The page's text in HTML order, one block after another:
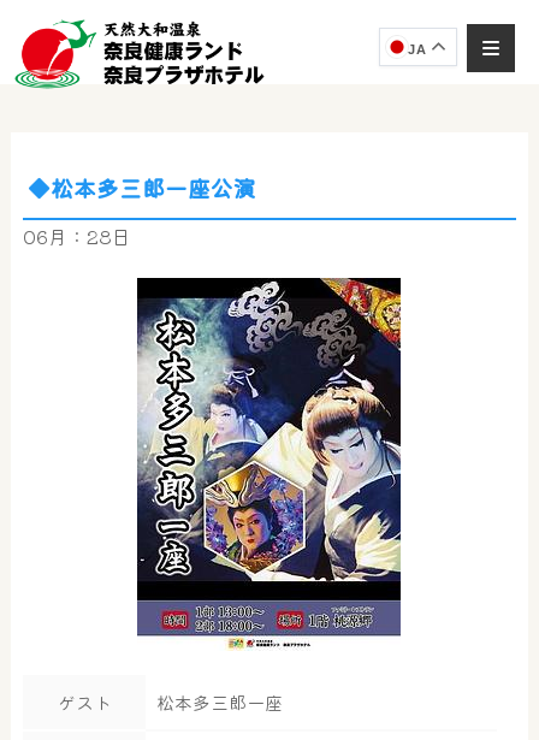
JA
◆松本多三郎一座公演
06月：28日
ゲスト 松本多三郎一座
奈良健康ランド AIコンシェルジュです。
ご質問をお伺いします。